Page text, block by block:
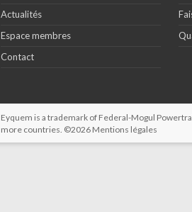
Actualités
Espace membres
Contact
Eyquem is a trademark of Federal-Mogul
more countries. ©2026 Mentions légales